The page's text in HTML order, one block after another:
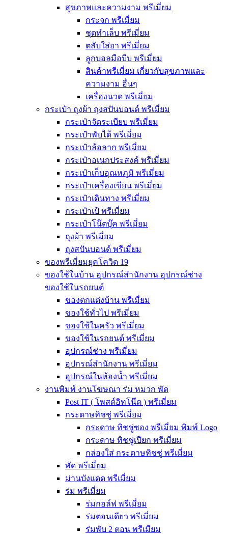
สุขภาพและความงาม พรีเมี่ยม
กระจก พรีเมี่ยม
ชุดทำเล็บ พรีเมี่ยม
ตลับใส่ยา พรีเมี่ยม
ลูกบอลมือบีบ พรีเมี่ยม
สินค้าพรีเมี่ยม เกี่ยวกับสุขภาพและ
ความงาม อื่นๆ
เครื่องนวด พรีเมี่ยม
กระเป๋า ถุงผ้า ถุงสปันบอนด์ พรีเมี่ยม
กระเป๋าจัดระเบียบ พรีเมี่ยม
กระเป๋าพับได้ พรีเมี่ยม
กระเป๋าล้อลาก พรีเมี่ยม
กระเป๋าอเนกประสงค์ พรีเมี่ยม
กระเป๋าเก็บอุณหภูมิ พรีเมี่ยม
กระเป๋าเครื่องเขียน พรีเมี่ยม
กระเป๋าเดินทาง พรีเมี่ยม
กระเป๋าเป้ พรีเมี่ยม
กระเป๋าโน๊ตบุ๊ค พรีเมี่ยม
ถุงผ้า พรีเมี่ยม
ถุงสปันบอนด์ พรีเมี่ยม
ของพรีเมี่ยมยุคโควิด 19
ของใช้ในบ้าน อุปกรณ์สำนักงาน อุปกรณ์ช่าง
ของใช้ในรถยนต์
ของตกแต่งบ้าน พรีเมี่ยม
ของใช้ทั่วไป พรีเมี่ยม
ของใช้ในครัว พรีเมี่ยม
ของใช้ในรถยนต์ พรีเมี่ยม
อุปกรณ์ช่าง พรีเมี่ยม
อุปกรณ์สำนักงาน พรีเมี่ยม
อุปกรณ์ในห้องน้ำ พรีเมี่ยม
งานพิมพ์ งานโฆษณา ร่ม หมวก พัด
Post IT ( โพสต์อิทโน๊ต ) พรีเมี่ยม
กระดาษทิชชู่ พรีเมี่ยม
กระดาษ ทิชชู่ซอง พรีเมี่ยม พิมพ์ Logo
กระดาษ ทิชชู่เปียก พรีเมี่ยม
กล่องใส่ กระดาษทิชชู่ พรีเมี่ยม
พัด พรีเมี่ยม
ม่านบังแดด พรีเมี่ยม
ร่ม พรีเมี่ยม
ร่มกอล์ฟ พรีเมี่ยม
ร่มตอนเดียว พรีเมี่ยม
ร่มพับ 2 ตอน พรีเมียม